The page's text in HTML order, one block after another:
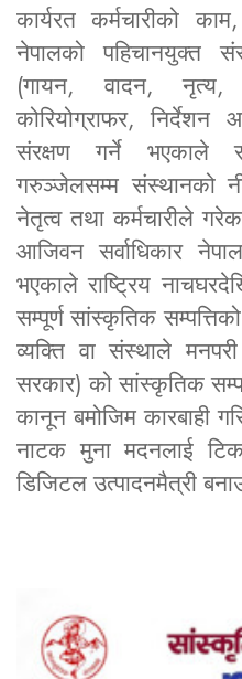
कार्यरत कर्मचारीको
नेपालको पहिचानयुक्त
(गायन, वादन,
कोरियोग्राफर, निर्देशन
संरक्षण गर्ने भएकाले
गरुञ्जेलसम्म संस्थानको
नेतृत्व तथा कर्मचारीले
आजिवन सर्वाधिकार
भएकाले राष्ट्रिय
सम्पूर्ण सांस्कृतिक
व्यक्ति वा संस्थाले
सरकार) को सांस्कृतिक
कानून बमोजिम कारबाही
नाटक मुना मदनलाई
डिजिटल उत्पादनमैत्री